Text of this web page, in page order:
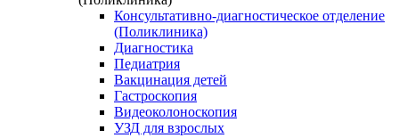
Консультативно-диагностическое отделение
(Поликлиника)
Диагностика
Педиатрия
Вакцинация детей
Гастроскопия
Видеоколоноскопия
УЗД для взрослых